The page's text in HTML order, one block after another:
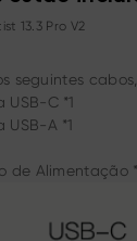
13.3 Pro V2
seguintes
USB-C *1
USB-A *1
de Alimentação